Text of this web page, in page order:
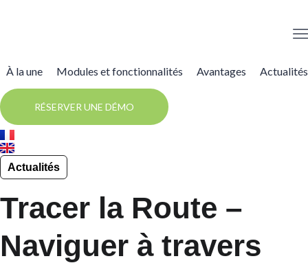
À la une Modules et fonctionnalités Avantages Actualités
RÉSERVER UNE DÉMO
Actualités
Tracer la Route –
Naviguer à travers